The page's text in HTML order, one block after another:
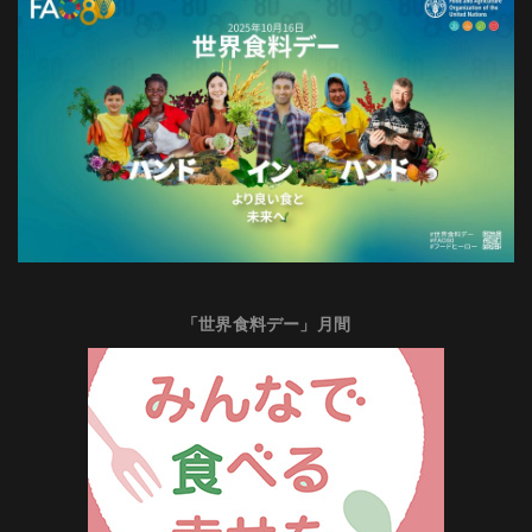
「世界食料デー」月間